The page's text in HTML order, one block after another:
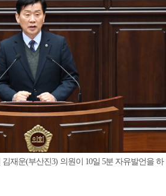
재운(부산진3) 의원이 10일 5분 자유발언을 하